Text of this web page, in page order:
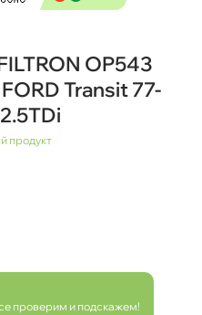
OP543
Transit 77-
продукт
проверим и подскажем!